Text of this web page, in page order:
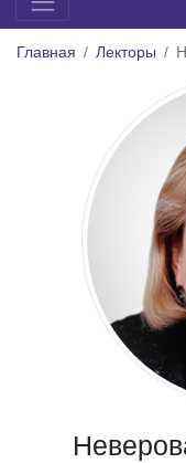
Главная Лекторы